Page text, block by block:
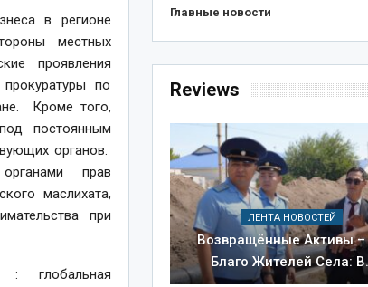
в регионе
местных
проявления
по
Кроме того,
постоянным
органов.
прав
маслихата,
при
: глобальная
Главные новости
Reviews
ЛЕНТА НОВОСТЕЙ
Возвращённые Активы
Благо Жителей Села: